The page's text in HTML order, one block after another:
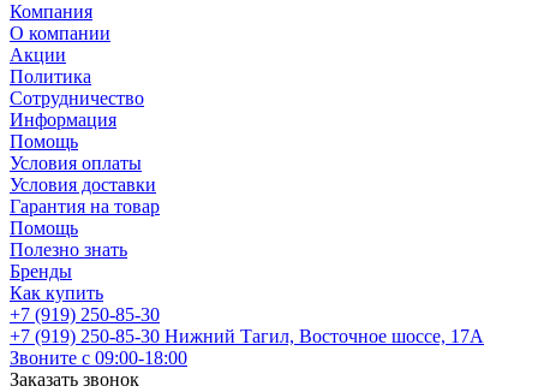
Компания
О компании
Акции
Политика
Сотрудничество
Информация
Помощь
Условия оплаты
Условия доставки
Гарантия на товар
Помощь
Полезно знать
Бренды
Как купить
+7 (919) 250-85-30
+7 (919) 250-85-30 Нижний Тагил, Восточное шоссе, 17А
Звоните с 09:00-18:00
Заказать звонок